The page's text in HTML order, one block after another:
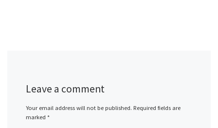
Leave a comment
Your email address will not be published. Required fields are
marked *